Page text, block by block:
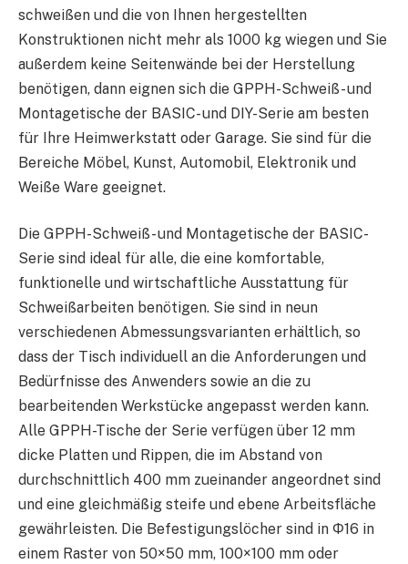
schweißen und die von Ihnen hergestellten
Konstruktionen nicht mehr als 1000 kg wiegen und Sie
außerdem keine Seitenwände bei der Herstellung
benötigen, dann eignen sich die GPPH-Schweiß- und
Montagetische der BASIC- und DIY-Serie am besten
für Ihre Heimwerkstatt oder Garage. Sie sind für die
Bereiche Möbel, Kunst, Automobil, Elektronik und
Weiße Ware geeignet.
Die GPPH-Schweiß- und Montagetische der BASIC-
Serie sind ideal für alle, die eine komfortable,
funktionelle und wirtschaftliche Ausstattung für
Schweißarbeiten benötigen. Sie sind in neun
verschiedenen Abmessungsvarianten erhältlich, so
dass der Tisch individuell an die Anforderungen und
Bedürfnisse des Anwenders sowie an die zu
bearbeitenden Werkstücke angepasst werden kann.
Alle GPPH-Tische der Serie verfügen über 12 mm
dicke Platten und Rippen, die im Abstand von
durchschnittlich 400 mm zueinander angeordnet sind
und eine gleichmäßig steife und ebene Arbeitsfläche
gewährleisten. Die Befestigungslöcher sind in Φ16 in
einem Raster von 50×50 mm, 100×100 mm oder